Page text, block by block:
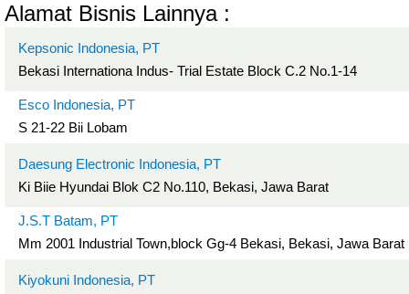
Alamat Bisnis Lainnya :
Kepsonic Indonesia, PT
Bekasi Internationa Indus- Trial Estate Block C.2 No.1-14
Esco Indonesia, PT
S 21-22 Bii Lobam
Daesung Electronic Indonesia, PT
Ki Biie Hyundai Blok C2 No.110, Bekasi, Jawa Barat
J.S.T Batam, PT
Mm 2001 Industrial Town,block Gg-4 Bekasi, Bekasi, Jawa Barat
Kiyokuni Indonesia, PT